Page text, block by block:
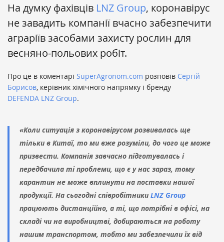
На думку фахівців LNZ Group, коронавірус
не завадить компанії вчасно забезпечити
аграріїв засобами захисту рослин для
весняно-польових робіт.
Про це в коментарі SuperAgronom.com розповів Сергій
Борисов, керівник хімічного напрямку і бренду
DEFENDA LNZ Group.
«Коли ситуація з коронавірусом розвивалась ще
тільки в Китаї, то ми вже розуміли, до чого це може
призвести. Компанія завчасно підготувалась і
передбачила ті проблеми, що є у нас зараз, тому
карантин не може вплинути на поставки нашої
продукції. На сьогодні співробітники LNZ Group
працюють дистанційно, а ті, що потрібні в офісі, на
складі чи на виробництві, добираються на роботу
нашим транспортом, тобто ми забезпечили їх від